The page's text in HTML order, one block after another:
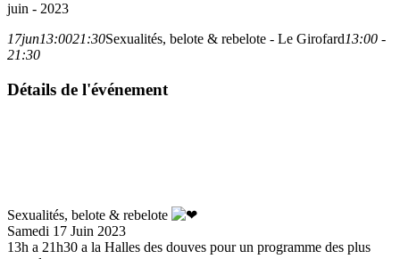
juin - 2023
17jun13:0021:30Sexualités, belote & rebelote - Le Girofard13:00 -
21:30
Détails de l'événement
Sexualités, belote & rebelote
Samedi 17 Juin 2023
13h a 21h30 a la Halles des douves pour un programme des plus